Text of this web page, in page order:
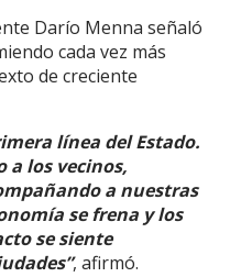
Darío Menna señaló
cada vez más
de creciente
línea del Estado.
a los vecinos,
a nuestras
se frena y los
se siente
, afirmó.